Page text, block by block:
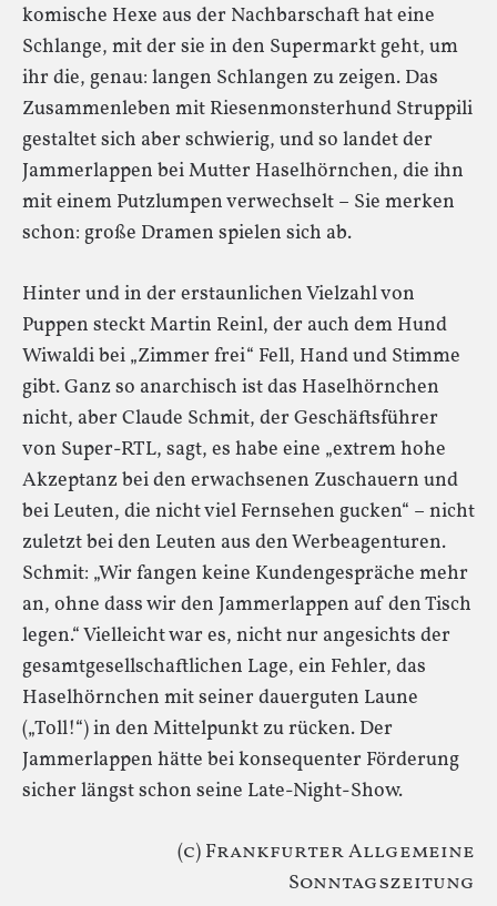
komische Hexe aus der Nachbarschaft hat eine
Schlange, mit der sie in den Supermarkt geht, um
ihr die, genau: langen Schlangen zu zeigen. Das
Zusammenleben mit Riesenmonsterhund Struppili
gestaltet sich aber schwierig, und so landet der
Jammerlappen bei Mutter Haselhörnchen, die ihn
mit einem Putzlumpen verwechselt – Sie merken
schon: große Dramen spielen sich ab.
Hinter und in der erstaunlichen Vielzahl von
Puppen steckt Martin Reinl, der auch dem Hund
Wiwaldi bei „Zimmer frei“ Fell, Hand und Stimme
gibt. Ganz so anarchisch ist das Haselhörnchen
nicht, aber Claude Schmit, der Geschäftsführer
von Super-RTL, sagt, es habe eine „extrem hohe
Akzeptanz bei den erwachsenen Zuschauern und
bei Leuten, die nicht viel Fernsehen gucken“ – nicht
zuletzt bei den Leuten aus den Werbeagenturen.
Schmit: „Wir fangen keine Kundengespräche mehr
an, ohne dass wir den Jammerlappen auf den Tisch
legen.“ Vielleicht war es, nicht nur angesichts der
gesamtgesellschaftlichen Lage, ein Fehler, das
Haselhörnchen mit seiner dauerguten Laune
(„Toll!“) in den Mittelpunkt zu rücken. Der
Jammerlappen hätte bei konsequenter Förderung
sicher längst schon seine Late-Night-Show.
(c) Frankfurter Allgemeine
Sonntagszeitung